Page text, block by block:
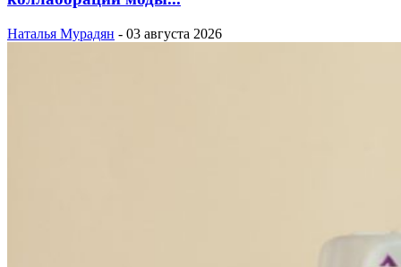
Наталья Мурадян - 03 августа 2026